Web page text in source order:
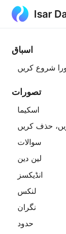
Isar
اسباق
شروع کریں
تصورات
اسکیما
حذف کریں
سوالات
لین دین
انڈیکسز
لنکس
نگران
حدود